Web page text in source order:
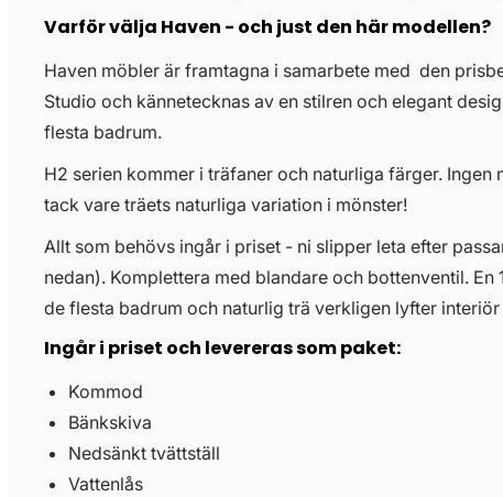
Varför välja Haven - och just den här modellen?
Haven möbler är framtagna i samarbete med den
Studio och kännetecknas av en stilren och elegant
flesta badrum.
H2 serien kommer i träfaner och naturliga färger. Ingen
tack vare träets naturliga variation i mönster!
Allt som behövs ingår i priset - ni slipper leta efter
nedan). Komplettera med blandare och bottenventil. En
de flesta badrum och naturlig trä verkligen lyfter
Ingår i priset och levereras som paket:
Kommod
Bänkskiva
Nedsänkt tvättställ
Vattenlås